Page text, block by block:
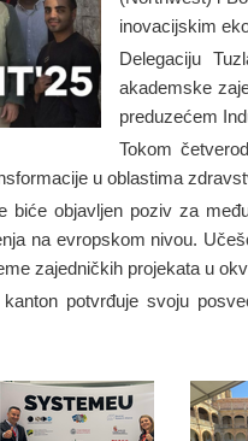
inovacijskim
Delegaciju
akademske
preduzećem
Tokom
u oblastima
biće objavljen poziv za
na evropskom nivou.
zajedničkih projekata u
potvrđuje svoju